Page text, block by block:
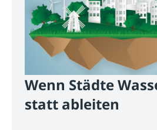
Wenn Städte
statt ableiten